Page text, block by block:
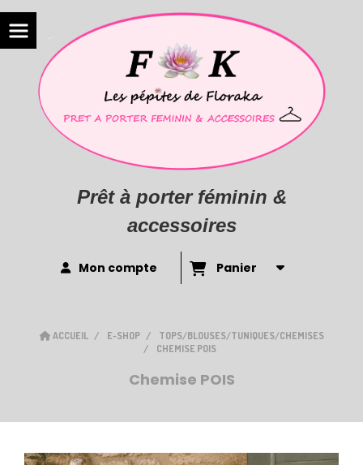
Prêt à porter féminin &
accessoires
Mon compte Panier
ACCUEIL E-SHOP
TOPS/BLOUSES/TUNIQUES/CHEMISES
CHEMISE POIS
Chemise POIS